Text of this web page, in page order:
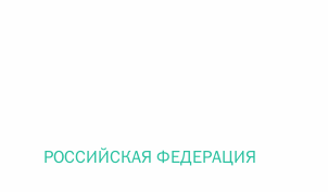
РОССИЙСКАЯ ФЕДЕРАЦИЯ